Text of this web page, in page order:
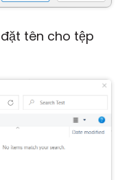
tên cho tệp